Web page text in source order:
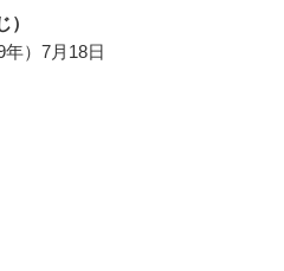
）7月18日